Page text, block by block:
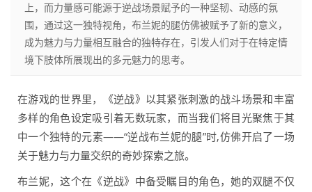
上，而力量感可能源于逆战场景赋予的一种坚韧、动感的氛
围，通过这一独特视角，布兰妮的腿仿佛被赋予了新的意义，
成为魅力与力量相互融合的独特存在，引发人们对于在特定情
境下肢体所展现出的多元魅力的思考。
在游戏的世界里，《逆战》以其紧张刺激的战斗场景和丰富
多样的角色设定吸引着无数玩家，而当我们将目光聚焦于其
中一个独特的元素——“逆战布兰妮的腿”时,仿佛开启了一场
关于魅力与力量交织的奇妙探索之旅。
布兰妮，这个在《逆战》中备受瞩目的角色，她的双腿不仅